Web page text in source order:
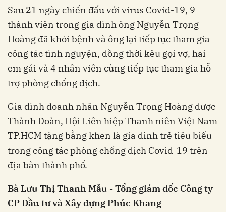
Sau 21 ngày chiến đấu với virus Covid-19, 9
thành viên trong gia đình ông Nguyễn Trọng
Hoàng đã khỏi bệnh và ông lại tiếp tục tham gia
công tác tình nguyện, đồng thời kêu gọi vợ, hai
em gái và 4 nhân viên cùng tiếp tục tham gia hỗ
trợ phòng chống dịch.
Gia đình doanh nhân Nguyễn Trọng Hoàng được
Thành Đoàn, Hội Liên hiệp Thanh niên Việt Nam
TP.HCM tặng bằng khen là gia đình trẻ tiêu biểu
trong công tác phòng chống dịch Covid-19 trên
địa bàn thành phố.
Bà Lưu Thị Thanh Mẫu - Tổng giám đốc Công ty
CP Đầu tư và Xây dựng Phúc Khang